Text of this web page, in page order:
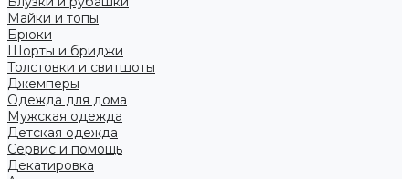
Майки и топы
Брюки
Шорты и бриджи
Толстовки и свитшоты
Джемперы
Одежда для дома
Мужская одежда
Детская одежда
Сервис и помощь
Декатировка